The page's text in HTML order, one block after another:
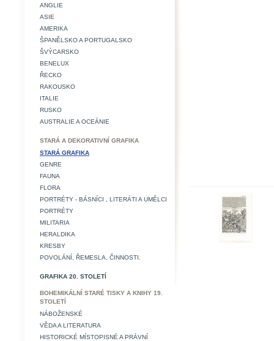
ANGLIE
ASIE
AMERIKA
ŠPANĚLSKO A PORTUGALSKO
ŠVÝCARSKO
BENELUX
ŘECKO
RAKOUSKO
ITALIE
RUSKO
AUSTRALIE A OCEÁNIE
STARÁ A DEKORATIVNÍ GRAFIKA
STARÁ GRAFIKA
GENRE
FAUNA
FLORA
PORTRÉTY - BÁSNÍCI , LITERÁTI A UMĚLCI
PORTRÉTY
MILITARIA
HERALDIKA
KRESBY
POVOLÁNÍ, ŘEMESLA, ČINNOSTI.
GRAFIKA 20. STOLETÍ
BOHEMIKÁLNÍ STARÉ TISKY A KNIHY 19.
STOLETÍ
NÁBOŽENSKÉ
VĚDA A LITERATURA
HISTORICKÉ MÍSTOPISNÉ A PRÁVNÍ